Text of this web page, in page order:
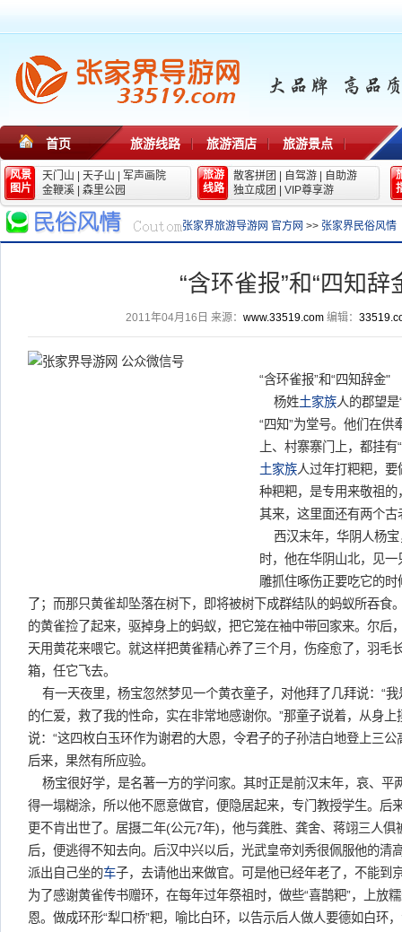
首页 旅游线路 旅游酒店 旅游景点
风景
图片
天门山 天子山
军声画院
金鞭溪
森里公园
旅游
线路
散客拼团 自驾游
自助游
独立成团
VIP尊享游
张家界旅游导游网 官方网 >> 张家界民俗风情
“含环雀报”和“四知辞
2011年04月16日 来源： www.33519.com编辑：
“含环雀报”和“四知辞金"
杨姓土家族人的郡望是
“四知”为堂号。他们在
上、村寨寨门上，都挂
土家族人过年打粑粑，要
种粑粑，是专用来敬祖
其来，这里面还有两个古
西汉末年，华阴人杨宝
时，他在华阴山北，见
雕抓住啄伤正要吃它的
了；而那只黄雀却坠落在树下，即将被树下成群结队的蚂蚁所吞食
的黄雀捡了起来，驱掉身上的蚂蚁，把它笼在袖中带回家来。尔后
天用黄花来喂它。就这样把黄雀精心养了三个月，伤痊愈了，羽毛
箱，任它飞去。
有一天夜里，杨宝忽然梦见一个黄衣童子，对他拜了几拜说：“
的仁爱，救了我的性命，实在非常地感谢你。”那童子说着，从身
说：“这四枚白玉环作为谢君的大恩，令君子的子孙洁白地登上三公
后来，果然有所应验。
杨宝很好学，是名著一方的学问家。其时正是前汉末年，哀、平
得一塌糊涂，所以他不愿意做官，便隐居起来，专门教授学生。后
更不肯出世了。居摄二年(公元7年)，他与龚胜、龚舍、蒋翊三人
后，便逃得不知去向。后汉中兴以后，光武皇帝刘秀很佩服他的清
派出自己坐的车子，去请他出来做官。可是他已经年老了，不能到
为了感谢黄雀传书赠环，在每年过年祭祖时，做些“喜鹊粑”，上放
恩。做成环形“犁口桥”粑，喻比白环，以告示后人做人要德如白环